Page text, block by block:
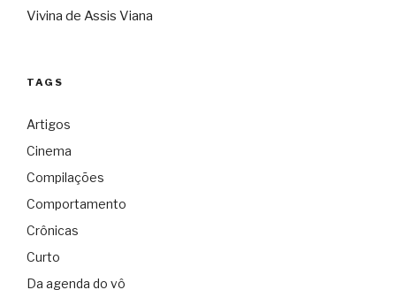
Vivina de Assis Viana
TAGS
Artigos
Cinema
Compilações
Comportamento
Crônicas
Curto
Da agenda do vô